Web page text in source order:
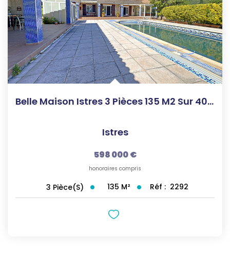
Belle Maison Istres 3 Pièces 135 M2 Sur 4000m2 De Terrain
Istres
598 000 €
honoraires compris
3 Pièce(s) 135 M² Réf : 2292